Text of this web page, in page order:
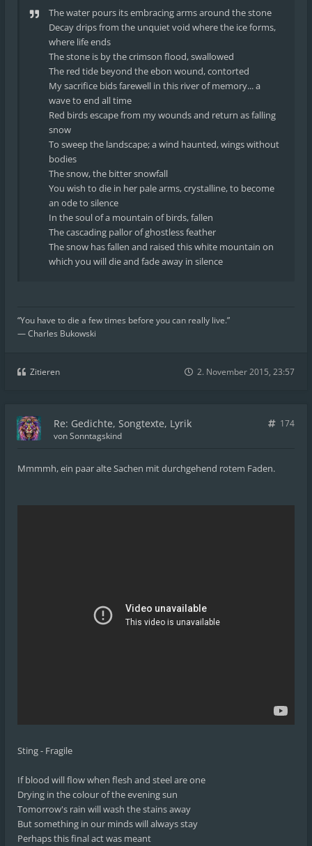
The water pours its embracing arms around the stone
Decay drips from the unquiet void where the ice forms,
where life ends
The stone is by the crimson flood, swallowed
The red tide beyond the ebon wound, contorted
My sacrifice bids farewell in this river of memory... a
wave to end all time
Red birds escape from my wounds and return as falling
snow
To sweep the landscape; a wind haunted, wings without
bodies
The snow, the bitter snowfall
You wish to die in her pale arms, crystalline, to become
an ode to silence
In the soul of a mountain of birds, fallen
The cascading pallor of ghostless feather
The snow has fallen and raised this white mountain on
which you will die and fade away in silence
“You have to die a few times before you can really live.”
― Charles Bukowski
Zitieren 2. November 2015, 23:57
Re: Gedichte, Songtexte, Lyrik
174
vonSonntagskind
Mmmmh, ein paar alte Sachen mit durchgehend rotem Faden.
Sting - Fragile
If blood will flow when flesh and steel are one
Drying in the colour of the evening sun
Tomorrow's rain will wash the stains away
But something in our minds will always stay
Perhaps this final act was meant